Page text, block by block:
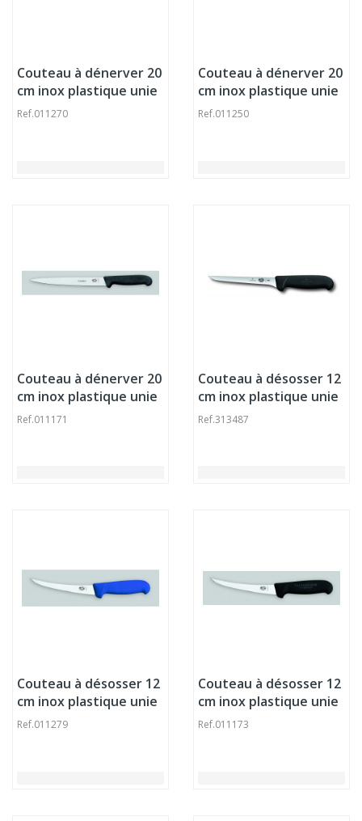
Couteau à dénerver 20
cm inox plastique unie
Fibrox Victorinox
Ref.011270
Couteau à dénerver 20
cm inox plastique unie
Fibrox Victorinox
Ref.011250
Couteau à dénerver 20
cm inox plastique unie
Fibrox Victorinox
Ref.011171
Couteau à désosser 12
cm inox plastique unie
Fibrox Victorinox
Ref.313487
Couteau à désosser 12
cm inox plastique unie
Fibrox Victorinox
Ref.011279
Couteau à désosser 12
cm inox plastique unie
Fibrox Victorinox
Ref.011173